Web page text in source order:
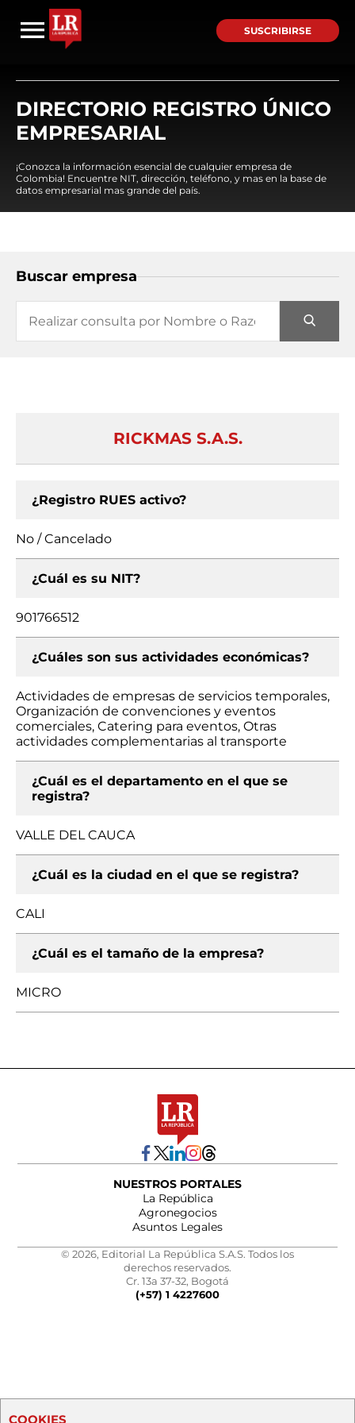
SUSCRIBIRSE
DIRECTORIO REGISTRO ÚNICO
EMPRESARIAL
¡Conozca la información esencial de cualquier empresa de
Colombia! Encuentre NIT, dirección, teléfono, y mas en la base de
datos empresarial mas grande del país.
Buscar empresa
RICKMAS S.A.S.
¿Registro RUES activo?
No / Cancelado
¿Cuál es su NIT?
901766512
¿Cuáles son sus actividades económicas?
Actividades de empresas de servicios temporales,
Organización de convenciones y eventos
comerciales, Catering para eventos, Otras
actividades complementarias al transporte
¿Cuál es el departamento en el que se
registra?
VALLE DEL CAUCA
¿Cuál es la ciudad en el que se registra?
CALI
¿Cuál es el tamaño de la empresa?
MICRO
NUESTROS PORTALES
La República
Agronegocios
Asuntos Legales
© 2026, Editorial La República S.A.S. Todos los
derechos reservados.
Cr. 13a 37-32, Bogotá
(+57) 1 4227600
COOKIES